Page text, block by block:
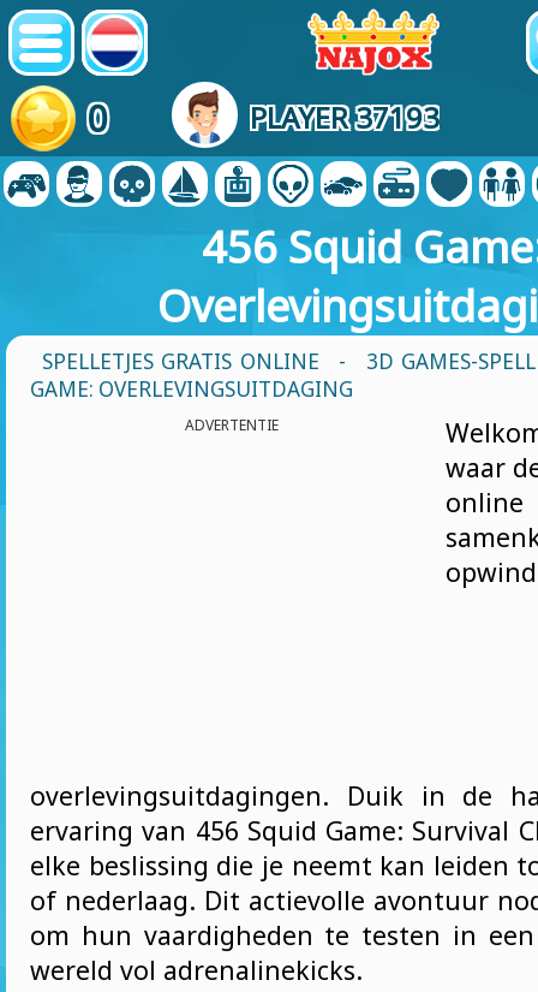
0 PLAYER 37193
456 Squid
SPELLETJES GRATIS ONLINE -
3D GAMES-
GAME: OVERLEVINGSUITDAGING
ADVERTENTIE
waar
overlevingsuitdagingen. Duik in de
ervaring van 456 Squid Game: Survival
elke beslissing die je neemt kan leiden
of nederlaag. Dit actievolle avontuur
om hun vaardigheden te testen in een
wereld vol adrenalinekicks.